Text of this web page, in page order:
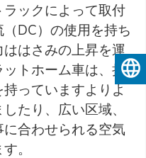
ックによって取付
DC）の使用を持ち
ははさみの上昇を運
トホーム車は、持
っていますよりよ
たり、広い区域、
合わせられる空気
。
日本語